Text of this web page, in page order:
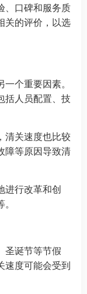
、口碑和服务质
关的评价，以选
个重要因素。
括人员配置、技
清关速度也比较
障等原因导致清
进行改革和创
圣诞节等节假
速度可能会受到